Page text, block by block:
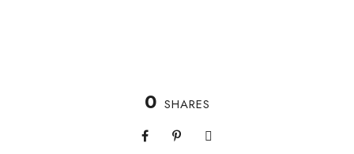
0 SHARES